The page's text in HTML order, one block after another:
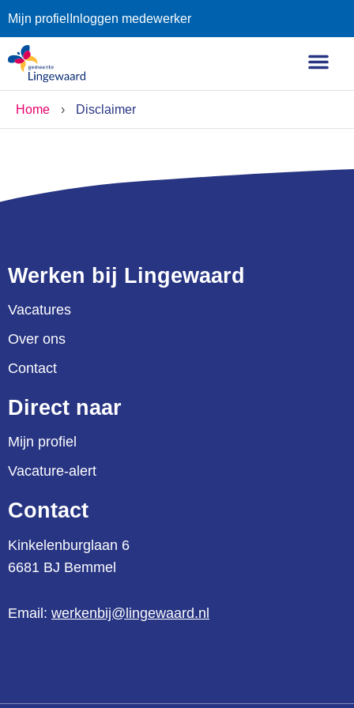
Mijn profiel Inloggen medewerker
Home › Disclaimer
Werken bij Lingewaard
Vacatures
Over ons
Contact
Direct naar
Mijn profiel
Vacature-alert
Contact
Kinkelenburglaan 6
6681 BJ Bemmel
Email: werkenbij@lingewaard.nl